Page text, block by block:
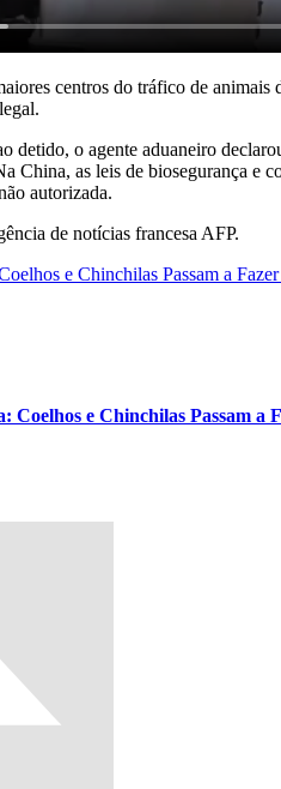
centros do tráfico de
detido, o agente aduaneiro
China, as leis de biosegurança e
autorizada.
de notícias francesa AFP.
e Chinchilas Passam a
Coelhos e Chinchilas Passam